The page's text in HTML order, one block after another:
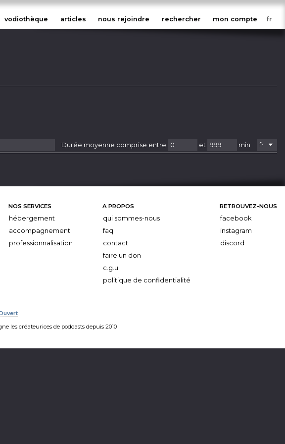
vodiothèque articles nous rejoindre rechercher mon compte
Durée moyenne comprise entre et min
NOS SERVICES
hébergement
accompagnement
professionnalisation
A PROPOS
qui sommes-nous
faq
contact
faire un don
c.g.u.
politique de confidentialité
RETROUVEZ-NOUS
facebook
instagram
discord
les créateurices de podcasts depuis 2010